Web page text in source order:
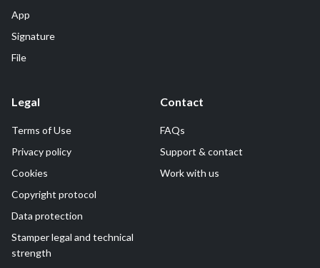
App
Signature
File
Legal
Terms of Use
Privacy policy
Cookies
Copyright protocol
Data protection
Stamper legal and technical
strength
Contact
FAQs
Support & contact
Work with us